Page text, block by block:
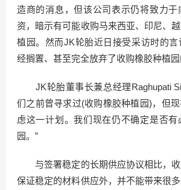
造商的消息，但该公司表示仍将致力于
资，暗示有可能收购马来西亚、印尼、
植园。然而JK轮胎近日接受采访时的
经搁置、甚至完全放弃了收购橡胶种植园
JK轮胎董事长兼总经理Raghupati
们之前曾寻求过(收购橡胶种植园)，但
虑这一计划。我们现在仍不确定是否有
园。”
与签署稳定的长期供应协议相比，收
保证稳定的材料供应外，并不能带来很